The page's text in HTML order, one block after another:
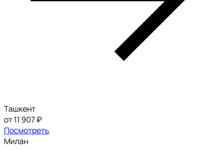
Ташкент
от 11 907 ₽
Посмотреть
Милан